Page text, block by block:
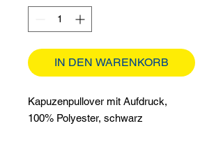
IN DEN WARENKORB
Kapuzenpullover mit Aufdruck,
100% Polyester, schwarz